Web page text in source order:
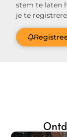
stem te laten
je te